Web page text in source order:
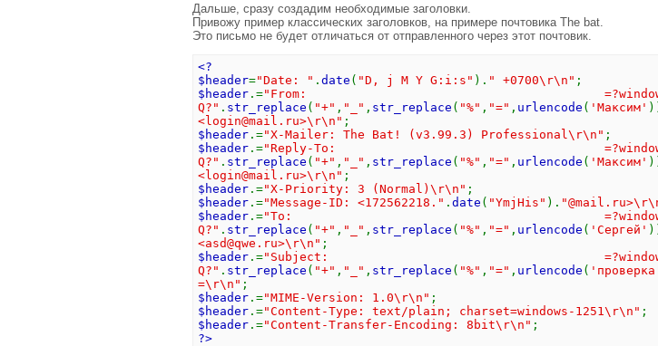
Дальше, сразу создадим необходимые заголовки.
Привожу пример классических заголовков, на примере почтовика The bat.
Это письмо не будет отличаться от отправленного через этот почтовик.
<?
$header="Date: " . date ( "D, j M Y G:i:s" ). " +0700\r\n" ;
$header .="From: =?windows-
Q?" . str_replace ( "+" , "_" , str_replace ( "%" , "=" , urlencode ( 'Максим'
<login@mail.ru>\r\n" ;
$header .="X-Mailer: The Bat! (v3.99.3) Professional\r\n" ;
$header .="Reply-To: =?windows-
Q?" . str_replace ( "+" , "_" , str_replace ( "%" , "=" , urlencode ( 'Максим'
<login@mail.ru>\r\n" ;
$header .="X-Priority: 3 (Normal)\r\n" ;
$header .="Message-ID: <172562218." . date ( "YmjHis" ).
$header .="To: =?windows-
Q?" . str_replace ( "+" , "_" , str_replace ( "%" , "=" , urlencode ( 'Сергей'
<asd@qwe.ru>\r\n" ;
$header .="Subject: =?windows-
Q?" . str_replace ( "+" , "_" , str_replace ( "%" , "=" , urlencode (
=\r\n" ;
$header .="MIME-Version: 1.0\r\n" ;
$header .="Content-Type: text/plain; charset=windows-1251\r\n" ;
$header .="Content-Transfer-Encoding: 8bit\r\n" ;
?>